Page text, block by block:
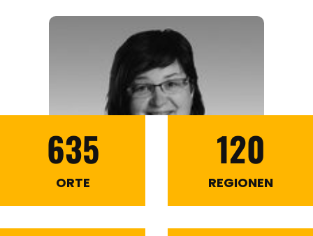
635
ORTE
120
REGIONEN